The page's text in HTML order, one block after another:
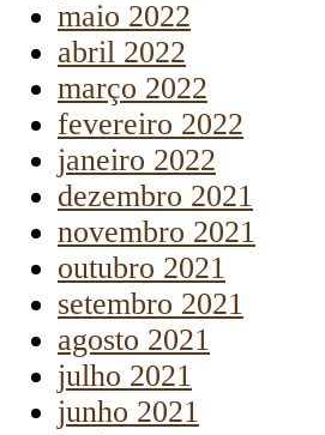
maio 2022
abril 2022
março 2022
fevereiro 2022
janeiro 2022
dezembro 2021
novembro 2021
outubro 2021
setembro 2021
agosto 2021
julho 2021
junho 2021